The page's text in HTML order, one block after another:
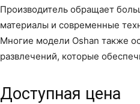
Производитель обращает
материалы и современные
Многие модели Oshan также
развлечений, которые
Доступная цена